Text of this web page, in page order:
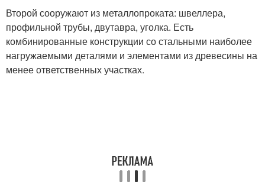
Второй сооружают из металлопроката: швеллера,
профильной трубы, двутавра, уголка. Есть
комбинированные конструкции со стальными наиболее
нагружаемыми деталями и элементами из древесины на
менее ответственных участках.